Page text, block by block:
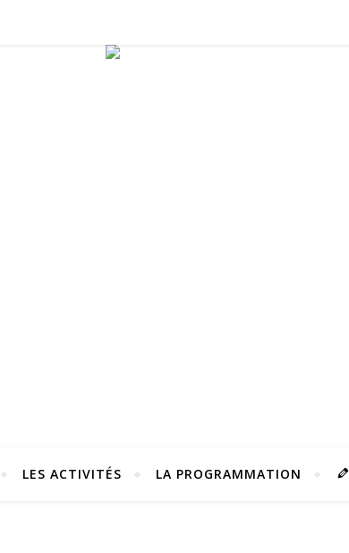
LES ACTIVITÉS LA PROGRAMMATION